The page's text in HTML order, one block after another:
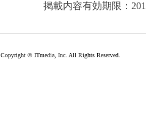
掲載内容有効期限：
Copyright © ITmedia, Inc. All Rights Reserved.